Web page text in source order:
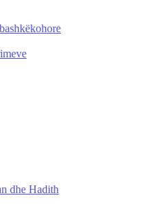
dhe Hadith